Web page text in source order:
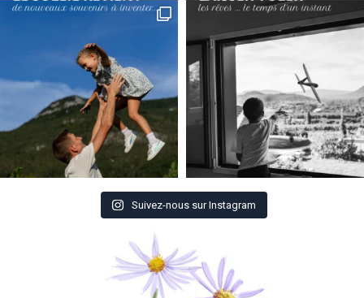
Suivez-nous sur Instagram